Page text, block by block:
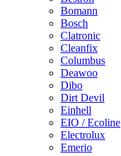
Bomann
Bosch
Clatronic
Cleanfix
Columbus
Deawoo
Dibo
Dirt Devil
Einhell
EIO / Ecoline
Electrolux
Emerio